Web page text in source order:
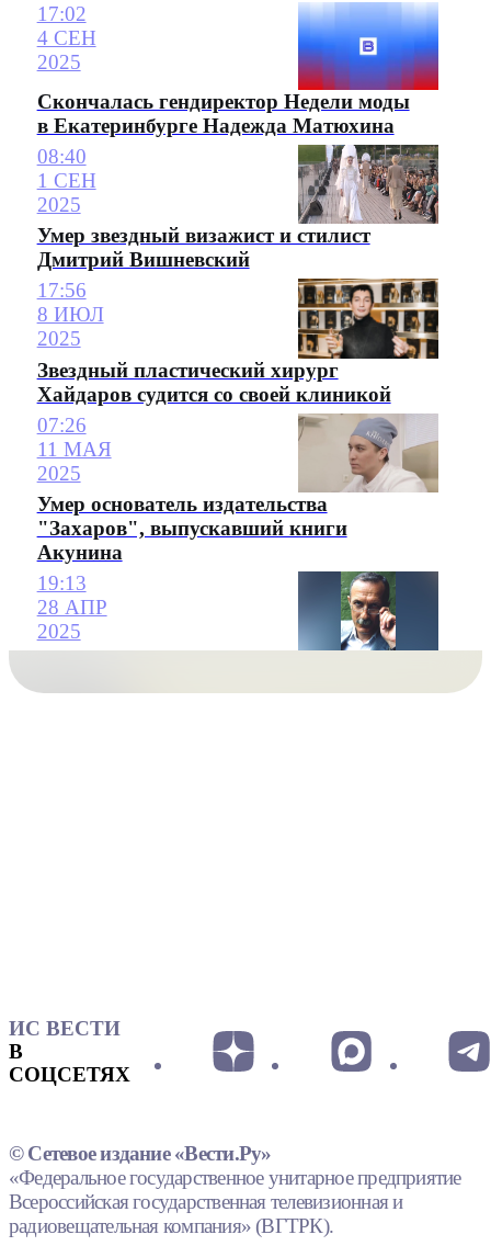
17:02
4 СЕН
2025
Скончалась гендиректор Недели моды
в Екатеринбурге Надежда Матюхина
08:40
1 СЕН
2025
Умер звездный визажист и стилист
Дмитрий Вишневский
17:56
8 ИЮЛ
2025
Звездный пластический хирург
Хайдаров судится со своей клиникой
07:26
11 МАЯ
2025
Умер основатель издательства
"Захаров", выпускавший книги
Акунина
19:13
28 АПР
2025
ИС ВЕСТИ
В
СОЦСЕТЯХ
© Сетевое издание «Вести.Ру»
«Федеральное государственное унитарное предприятие
Всероссийская государственная телевизионная и
радиовещательная компания» (ВГТРК).